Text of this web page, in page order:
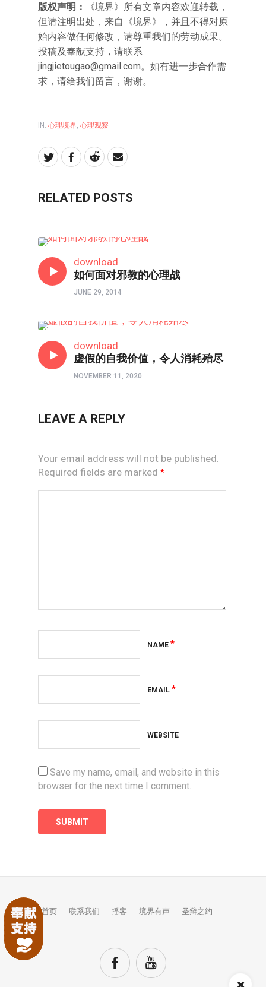
版权声明：
《境界》所有文章内容欢迎转载，
但请注明出处，来自《境界》，并且不得对原
始内容做任何修改，请尊重我们的劳动成果。
投稿及奉献支持，请联系
jingjietougao@gmail.com。如有进一步合作需
求，请给我们留言，谢谢。
IN: 心理境界 心理观察
RELATED POSTS
download
如何面对邪教的心理战
JUNE 29, 2014
download
虚假的自我价值，令人消耗殆尽
NOVEMBER 11, 2020
LEAVE A REPLY
Your email address will not be published.
Required fields are marked *
NAME *
EMAIL *
WEBSITE
Save my name, email, and website in this
browser for the next time I comment.
首页 联系我们 播客 境界有声 圣辩之约